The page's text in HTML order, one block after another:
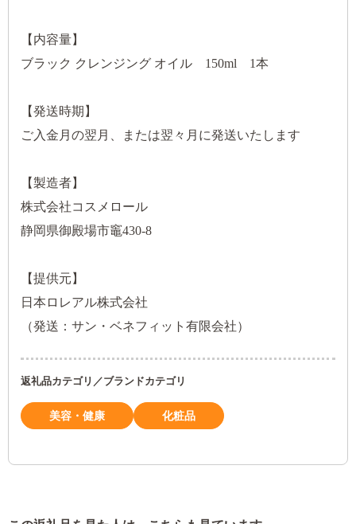
【内容量】
ブラック クレンジング オイル 150ml 1本
【発送時期】
ご入金月の翌月、または翌々月に発送いたします
【製造者】
株式会社コスメロール
静岡県御殿場市竈430-8
【提供元】
日本ロレアル株式会社
（発送：サン・ベネフィット有限会社）
返礼品カテゴリ／ブランドカテゴリ
美容・健康 化粧品